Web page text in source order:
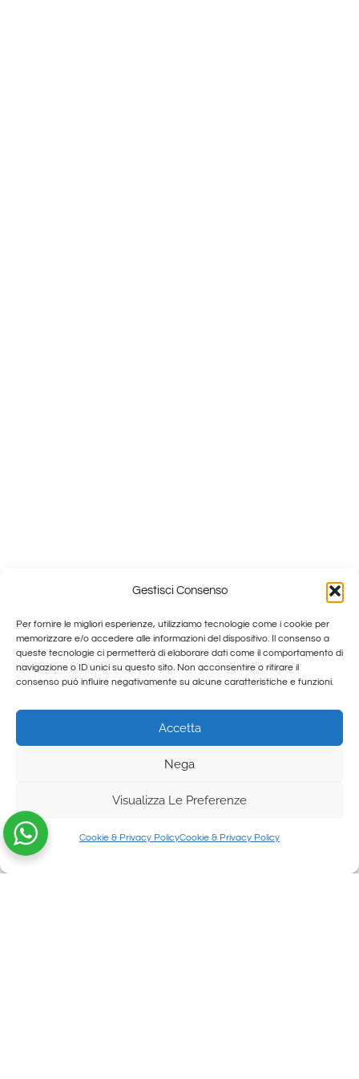
Gestisci Consenso
Per fornire le migliori esperienze, utilizziamo tecnologie come i cookie per
memorizzare e/o accedere alle informazioni del dispositivo. Il consenso a
queste tecnologie ci permetterà di elaborare dati come il comportamento di
navigazione o ID unici su questo sito. Non acconsentire o ritirare il
consenso può influire negativamente su alcune caratteristiche e funzioni.
Accetta
Nega
Visualizza Le Preferenze
Cookie & Privacy PolicyCookie & Privacy Policy